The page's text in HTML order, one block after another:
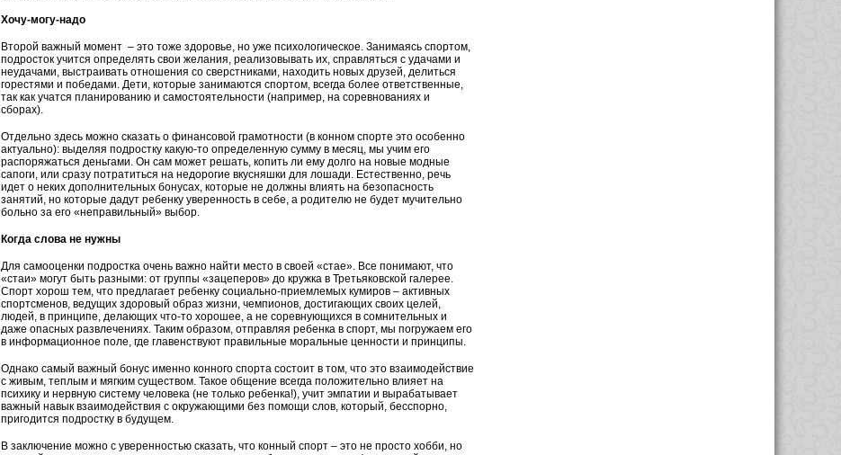
Хочу-могу-надо
Второй важный момент – это тоже здоровье, но уже психологическое. Занимаясь спортом,
подросток учится определять свои желания, реализовывать их, справляться с удачами и
неудачами, выстраивать отношения со сверстниками, находить новых друзей, делиться
горестями и победами. Дети, которые занимаются спортом, всегда более ответственные,
так как учатся планированию и самостоятельности (например, на соревнованиях и
сборах).
Отдельно здесь можно сказать о финансовой грамотности (в конном спорте это особенно
актуально): выделяя подростку какую-то определенную сумму в месяц, мы учим его
распоряжаться деньгами. Он сам может решать, копить ли ему долго на новые модные
сапоги, или сразу потратиться на недорогие вкусняшки для лошади. Естественно, речь
идет о неких дополнительных бонусах, которые не должны влиять на безопасность
занятий, но которые дадут ребенку уверенность в себе, а родителю не будет мучительно
больно за его «неправильный» выбор.
Когда слова не нужны
Для самооценки подростка очень важно найти место в своей «стае». Все понимают, что
«стаи» могут быть разными: от группы «зацеперов» до кружка в Третьяковской галерее.
Спорт хорош тем, что предлагает ребенку социально-приемлемых кумиров – активных
спортсменов, ведущих здоровый образ жизни, чемпионов, достигающих своих целей,
людей, в принципе, делающих что-то хорошее, а не соревнующихся в сомнительных и
даже опасных развлечениях. Таким образом, отправляя ребенка в спорт, мы погружаем его
в информационное поле, где главенствуют правильные моральные ценности и принципы.
Однако самый важный бонус именно конного спорта состоит в том, что это взаимодействие
с живым, теплым и мягким существом. Такое общение всегда положительно влияет на
психику и нервную систему человека (не только ребенка!), учит эмпатии и вырабатывает
важный навык взаимодействия с окружающими без помощи слов, который, бесспорно,
пригодится подростку в будущем.
В заключение можно с уверенностью сказать, что конный спорт – это не просто хобби, но